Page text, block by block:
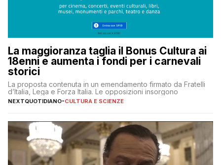
La maggioranza taglia il Bonus Cultura ai
18enni e aumenta i fondi per i carnevali
storici
La proposta contenuta in un emendamento firmato da Fratelli
d’Italia, Lega e Forza Italia. Le opposizioni insorgono
NEXTQUOTIDIANO-CULTURA E SCIENZE